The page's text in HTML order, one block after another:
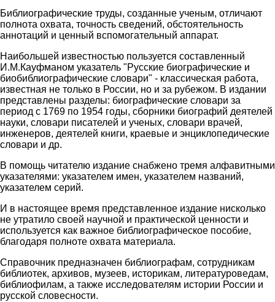
Библиографические труды, созданные ученым, отличают
полнота охвата, точность сведений, обстоятельность
аннотаций и ценный вспомогательный аппарат.
Наибольшей известностью пользуется составленный
И.М.Кауфманом указатель "Русские биографические и
биобиблиографические словари" - классическая работа,
известная не только в России, но и за рубежом. В издании
представлены разделы: биографические словари за
период с 1769 по 1954 годы, сборники биографий деятелей
науки, словари писателей и ученых, словари врачей,
инженеров, деятелей книги, краевые и энциклопедические
словари и др.
В помощь читателю издание снабжено тремя алфавитными
указателями: указателем имен, указателем названий,
указателем серий.
И в настоящее время представленное издание нисколько
не утратило своей научной и практической ценности и
используется как важное библиографическое пособие,
благодаря полноте охвата материала.
Справочник предназначен библиографам, сотрудникам
библиотек, архивов, музеев, историкам, литературоведам,
библиофилам, а также исследователям истории России и
русской словесности.